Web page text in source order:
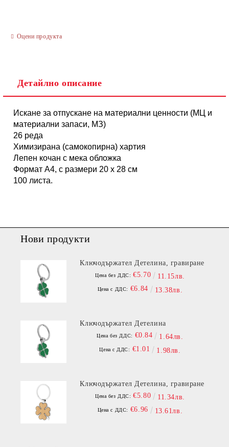
Оцени продукта
Детайлно описание
Искане за отпускане на материални ценности (МЦ и
материални запаси, МЗ)
26 реда
Химизирана (самокопирна) хартия
Лепен кочан с мека обложка
Формат А4, с размери 20 х 28 см
100 листа.
Нови продукти
Ключодържател Детелина, гравиране
Цена без ДДС: €5.70 11.15лв.
Цена с ДДС: €6.84 13.38лв.
Ключодържател Детелина
Цена без ДДС: €0.84 1.64лв.
Цена с ДДС: €1.01 1.98лв.
Ключодържател Детелина, гравиране
Цена без ДДС: €5.80 11.34лв.
Цена с ДДС: €6.96 13.61лв.